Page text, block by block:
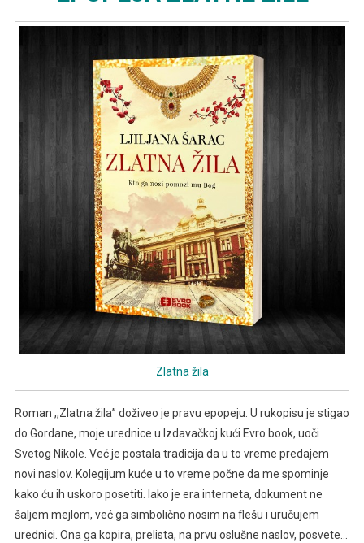
Zlatna žila
Roman ,,Zlatna žila” doživeo je pravu epopeju. U rukopisu je stigao
do Gordane, moje urednice u Izdavačkoj kući Evro book, uoči
Svetog Nikole. Već je postala tradicija da u to vreme predajem
novi naslov. Kolegijum kuće u to vreme počne da me spominje
kako ću ih uskoro posetiti. Iako je era interneta, dokument ne
šaljem mejlom, već ga simbolično nosim na flešu i uručujem
urednici. Ona ga kopira, prelista, na prvu oslušne naslov, posvete…